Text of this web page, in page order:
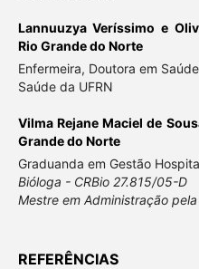
Lannuuzya Veríssimo e
Rio Grande do Norte
Enfermeira, Doutora em
Saúde da UFRN
Vilma Rejane Maciel de
Grande do Norte
Graduanda em Gestão
Bióloga - CRBio 27.815/05-D
Mestre em Administração pela
REFERÊNCIAS